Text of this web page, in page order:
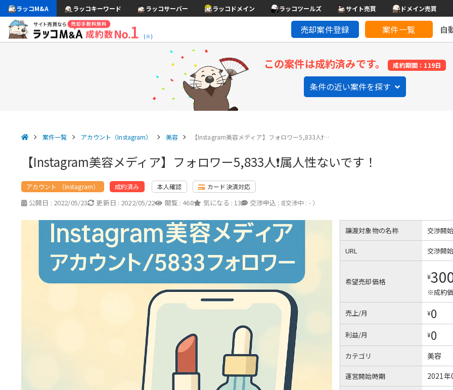
ラッコM&A ラッコキーワード ラッコサーバー ラッコドメイン ラッコツールズ サイト売買 ドメイン売買
(※)
売却案件登録 案件一覧 自
この案件は成約済みです。 成約期間：119日
条件の近い案件を探す
案件一覧 アカウント（Instagram） 美容 【Instagram美容メディア】フォロワー5,833人❗️…
【Instagram美容メディア】フォロワー5,833人❗️属人性ないです！
アカウント （Instagram） 成約済み 本人確認 カード決済対応
公開日 : 2022/05/23 更新日 : 2022/05/22 閲覧 : 468 気になる : 13 交渉申込 : 8
（交渉中 : - ）
譲渡対象物の名称 交渉開
URL 交渉開
希望売却価格 ¥
※成約
売上/月 ¥0
利益/月 ¥0
カテゴリ 美容
運営開始時期 2021年